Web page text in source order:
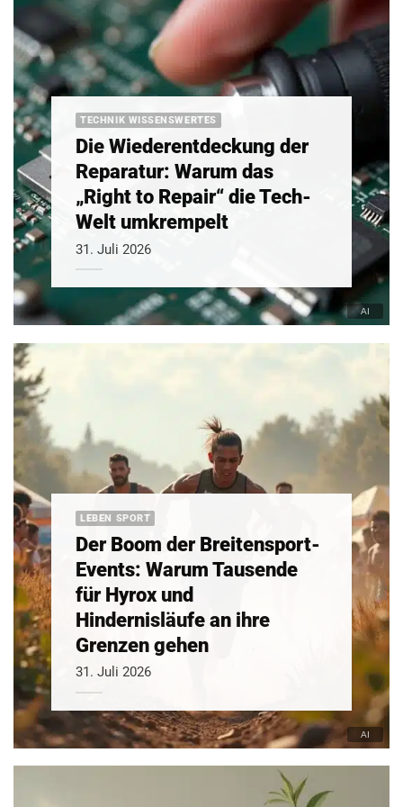
TECHNIK WISSENSWERTES
Die Wiederentdeckung der
Reparatur: Warum das
„Right to Repair“ die Tech-
Welt umkrempelt
31. Juli 2026
LEBEN SPORT
Der Boom der Breitensport-
Events: Warum Tausende
für Hyrox und
Hindernisläufe an ihre
Grenzen gehen
31. Juli 2026